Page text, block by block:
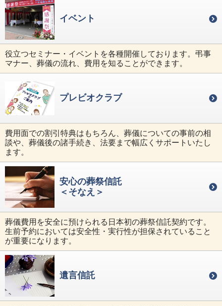
イベント
役立つセミナー・イベントを各種開催しております。弔事
マナー、葬儀の流れ、費用を知ることができます。
プレビオクラブ
費用面での割引特典はもちろん、葬儀についての事前の相
談や、葬儀後の諸手続き、法要まで幅広くサポートいたし
ます。
安心の葬祭信託
＜そなえ＞
葬儀費用を安全に預けられる日本初の葬祭信託契約です。
生前予約においては安全性・実行性が担保されていること
が重要になります。
遺言信託